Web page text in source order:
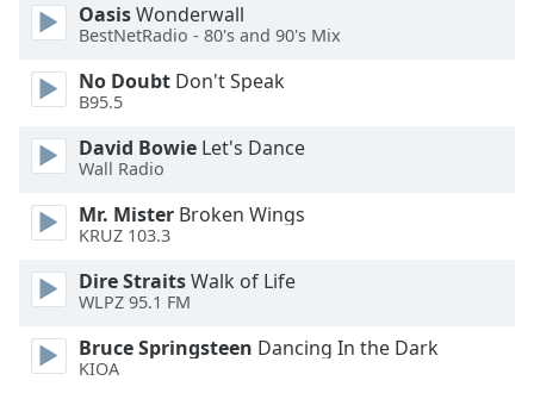
OasisWonderwall
BestNetRadio - 80's and 90's Mix
No Doubt Don't Speak
B95.5
David Bowie Let's Dance
Wall Radio
Mr. Mister Broken Wings
KRUZ 103.3
Dire StraitsWalk of Life
WLPZ 95.1 FM
Bruce Springsteen Dancing In the Dark
KIOA